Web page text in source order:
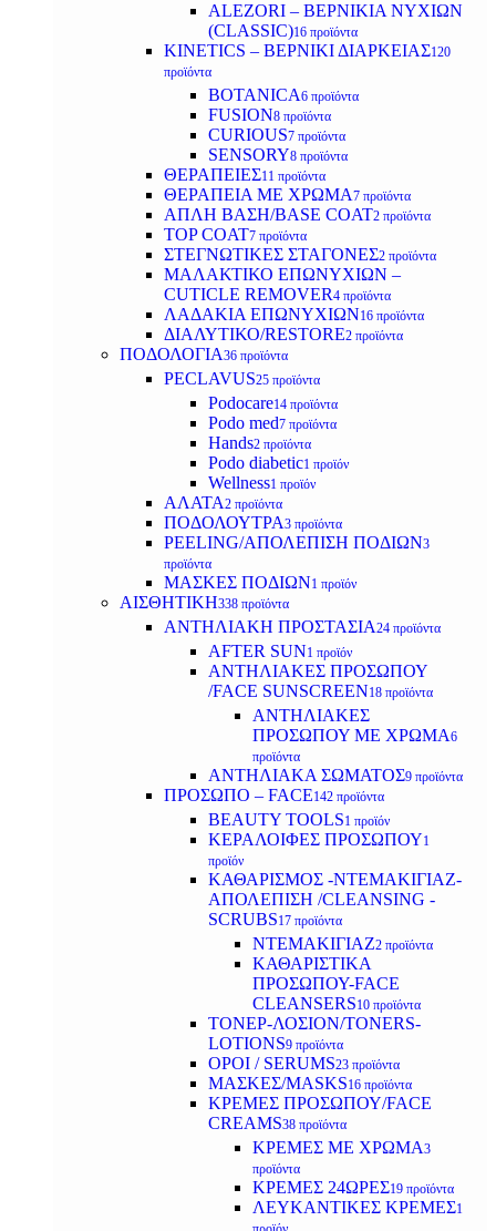
ALEZORI – ΒΕΡΝΙΚΙΑ ΝΥΧΙΩΝ
(CLASSIC)16 προϊόντα
KINETICS – ΒΕΡΝΙΚΙ ΔΙΑΡΚΕΙΑΣ120
προϊόντα
BOTANICA6 προϊόντα
FUSION8 προϊόντα
CURIOUS7 προϊόντα
SENSORY8 προϊόντα
ΘΕΡΑΠΕΙΕΣ11 προϊόντα
ΘΕΡΑΠΕΙΑ ΜΕ ΧΡΩΜΑ7 προϊόντα
ΑΠΛΗ ΒΑΣΗ/BASE COAT2 προϊόντα
TOP COAT7 προϊόντα
ΣΤΕΓΝΩΤΙΚΕΣ ΣΤΑΓΟΝΕΣ2 προϊόντα
ΜΑΛΑΚΤΙΚΟ ΕΠΩΝΥΧΙΩΝ –
CUTICLE REMOVER4 προϊόντα
ΛΑΔΑΚΙΑ ΕΠΩΝΥΧΙΩΝ16 προϊόντα
ΔΙΑΛΥΤΙΚΟ/RESTORE2 προϊόντα
ΠΟΔΟΛΟΓΙΑ36 προϊόντα
PECLAVUS25 προϊόντα
Podocare14 προϊόντα
Podo med7 προϊόντα
Hands2 προϊόντα
Podo diabetic1 προϊόν
Wellness1 προϊόν
ΑΛΑΤΑ2 προϊόντα
ΠΟΔΟΛΟΥΤΡΑ3 προϊόντα
PEELING/ΑΠΟΛΕΠΙΣΗ ΠΟΔΙΩΝ3
προϊόντα
ΜΑΣΚΕΣ ΠΟΔΙΩΝ1 προϊόν
ΑΙΣΘΗΤΙΚΗ338 προϊόντα
ΑΝΤΗΛΙΑΚΗ ΠΡΟΣΤΑΣΙΑ24 προϊόντα
AFTER SUN1 προϊόν
ΑΝΤΗΛΙΑΚΕΣ ΠΡΟΣΩΠΟΥ
/FACE SUNSCREEN18 προϊόντα
ΑΝΤΗΛΙΑΚΕΣ
ΠΡΟΣΩΠΟΥ ΜΕ ΧΡΩΜΑ6
προϊόντα
ΑΝΤΗΛΙΑΚΑ ΣΩΜΑΤΟΣ9 προϊόντα
ΠΡΟΣΩΠΟ – FACE142 προϊόντα
BEAUTY TOOLS1 προϊόν
ΚΕΡΑΛΟΙΦΕΣ ΠΡΟΣΩΠΟΥ1
προϊόν
ΚΑΘΑΡΙΣΜΟΣ -ΝΤΕΜΑΚΙΓΙΑΖ-
ΑΠΟΛΕΠΙΣΗ /CLEANSING -
SCRUBS17 προϊόντα
ΝΤΕΜΑΚΙΓΙΑΖ2 προϊόντα
ΚΑΘΑΡΙΣΤΙΚΑ
ΠΡΟΣΩΠΟΥ-FACE
CLEANSERS10 προϊόντα
ΤΟΝΕΡ-ΛΟΣΙΟΝ/TONERS-
LOTIONS9 προϊόντα
ΟΡΟΙ / SERUMS23 προϊόντα
ΜΑΣΚΕΣ/MASKS16 προϊόντα
ΚΡΕΜΕΣ ΠΡΟΣΩΠΟΥ/FACE
CREAMS38 προϊόντα
ΚΡΕΜΕΣ ΜΕ ΧΡΩΜΑ3
προϊόντα
ΚΡΕΜΕΣ 24ΩΡΕΣ19 προϊόντα
ΛΕΥΚΑΝΤΙΚΕΣ ΚΡΕΜΕΣ1